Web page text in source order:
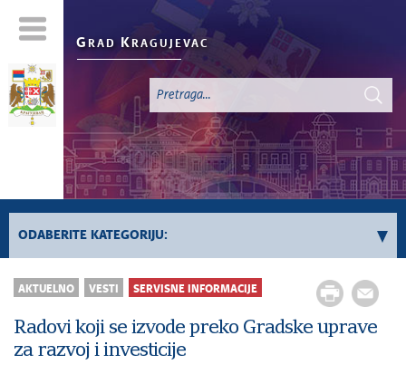
G RAD K RAGUJEVAC
ODABERITE KATEGORIJU:
Sve vesti
Servisne Informacije
Generalno
AKTUELNO VESTI SERVISNE INFORMACIJE
Radovi koji se izvode preko Gradske uprave
za razvoj i investicije